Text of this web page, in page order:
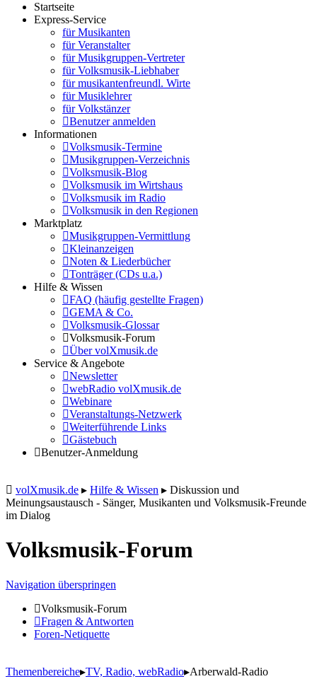
Startseite
Express-Service
für Musikanten
für Veranstalter
für Musikgruppen-Vertreter
für Volksmusik-Liebhaber
für musikantenfreundl. Wirte
für Musiklehrer
für Volkstänzer
Benutzer anmelden
Informationen
Volksmusik-Termine
Musikgruppen-Verzeichnis
Volksmusik-Blog
Volksmusik im Wirtshaus
Volksmusik im Radio
Volksmusik in den Regionen
Marktplatz
Musikgruppen-Vermittlung
Kleinanzeigen
Noten & Liederbücher
Tonträger (CDs u.a.)
Hilfe & Wissen
FAQ (häufig gestellte Fragen)
GEMA & Co.
Volksmusik-Glossar
Volksmusik-Forum
Über volXmusik.de
Service & Angebote
Newsletter
webRadio volXmusik.de
Webinare
Veranstaltungs-Netzwerk
Weiterführende Links
Gästebuch
Benutzer-Anmeldung
volXmusik.de ▸ Hilfe & Wissen ▸ Diskussion und
Meinungsaustausch - Sänger, Musikanten und Volksmusik-Freunde
im Dialog
Volksmusik-Forum
Navigation überspringen
Volksmusik-Forum
Fragen & Antworten
Foren-Netiquette
Themenbereiche▸TV, Radio, webRadio▸Arberwald-Radio